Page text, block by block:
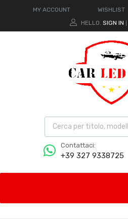
MY ACCOUNT WISHLIST
HELLO. SIGN IN
Contattaci:
+39 327 9338725